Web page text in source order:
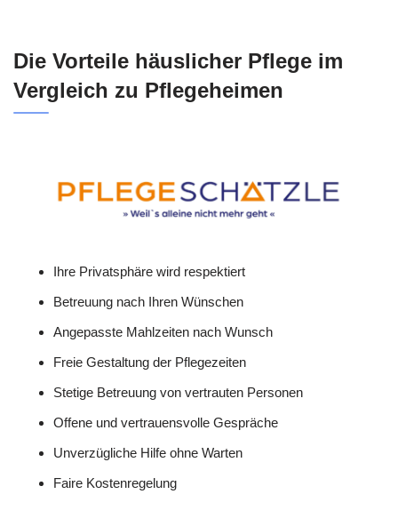
Die Vorteile häuslicher Pflege im
Vergleich zu Pflegeheimen
Ihre Privatsphäre wird respektiert
Betreuung nach Ihren Wünschen
Angepasste Mahlzeiten nach Wunsch
Freie Gestaltung der Pflegezeiten
Stetige Betreuung von vertrauten Personen
Offene und vertrauensvolle Gespräche
Unverzügliche Hilfe ohne Warten
Faire Kostenregelung